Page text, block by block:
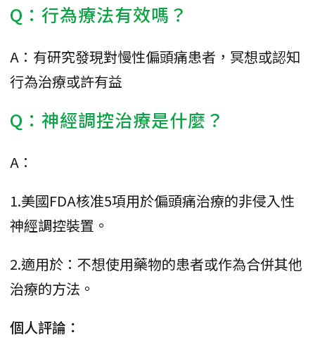
Q：行為療法有效嗎？
A：有研究發現對慢性偏頭痛患者，冥想或認知
行為治療或許有益
Q：神經調控治療是什麼？
A：
1.美國FDA核准5項用於偏頭痛治療的非侵入性
神經調控裝置。
2.適用於：不想使用藥物的患者或作為合併其他
治療的方法。
個人評論：